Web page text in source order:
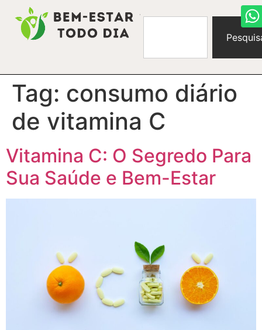
Tag: consumo diário
de vitamina C
Vitamina C: O Segredo Para
Sua Saúde e Bem-Estar